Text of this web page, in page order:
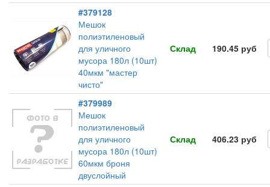
#379128
Мешок
полиэтиленовый
для уличного
мусора 180л (10шт)
40мкм "мастер
чисто"
Склад 190.45 руб
#379989
Мешок
полиэтиленовый
для уличного
мусора 180л (10шт)
60мкм броня
двуслойный
Склад 406.23 руб